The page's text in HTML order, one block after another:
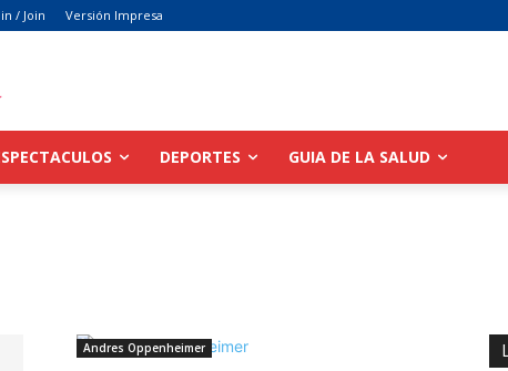
/ Join Versión Impresa
DEPORTES GUIA DE LA SALUD
Andres Oppenheimer